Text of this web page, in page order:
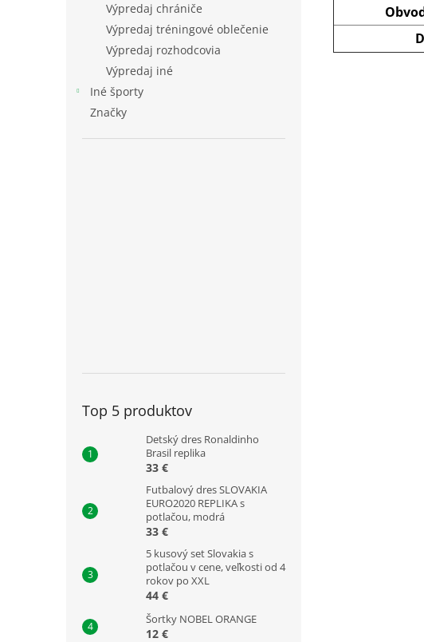
Výpredaj chrániče
Výpredaj tréningové oblečenie
Výpredaj rozhodcovia
Výpredaj iné
Iné športy
Značky
Top 5 produktov
Detský dres Ronaldinho
Brasil replika
33 €
Futbalový dres SLOVAKIA
EURO2020 REPLIKA s
potlačou, modrá
33 €
5 kusový set Slovakia s
potlačou v cene, veľkosti od 4
rokov po XXL
44 €
Šortky NOBEL ORANGE
12 €